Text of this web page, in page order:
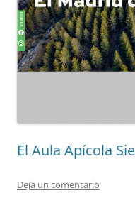
El Aula Apícola
Deja un comentario